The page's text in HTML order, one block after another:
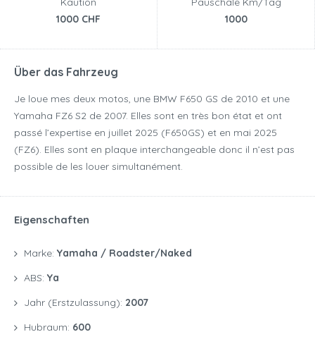
1000 CHF
1000
Über das Fahrzeug
Je loue mes deux motos, une BMW F650 GS de 2010 et une
Yamaha FZ6 S2 de 2007. Elles sont en très bon état et ont
passé l’expertise en juillet 2025 (F650GS) et en mai 2025
(FZ6). Elles sont en plaque interchangeable donc il n’est pas
possible de les louer simultanément.
Eigenschaften
Marke: Yamaha / Roadster/naked
ABS: Ya
Jahr (Erstzulassung): 2007
Hubraum: 600